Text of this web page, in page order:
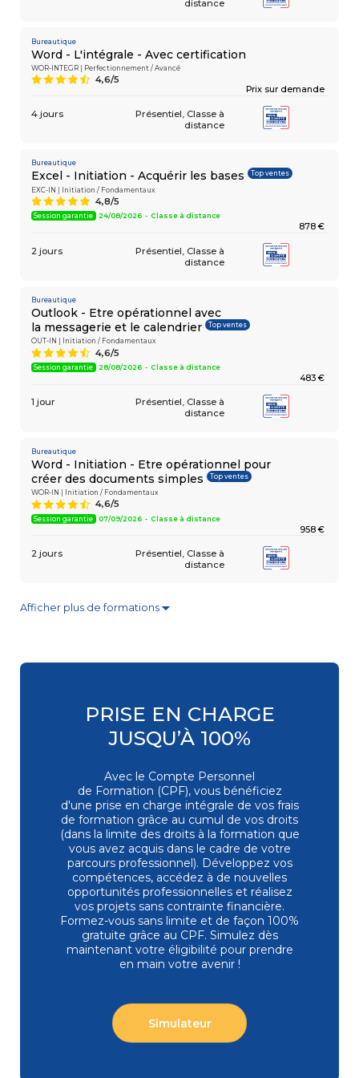
distance
Bureautique
Word - L'intégrale - Avec certification
WOR-INTEGR | Perfectionnement / Avancé
Prix sur demande
9 4,6/5
4 jours Présentiel Classe à
distance
Bureautique
Excel - Initiation - Acquérir les bases Top ventes
EXC-IN | Initiation / Fondamentaux
878 €
A 4,8/5
Session garantie 24/08/2026 - Classe à distance
2 jours Présentiel Classe à
distance
Bureautique
Outlook - Etre opérationnel avec
la messagerie et le calendrier
Top ventes
OUT-IN | Initiation / Fondamentaux
483 €
9 4,6/5
Session garantie 28/08/2026 - Classe à distance
1 jour Présentiel Classe à
distance
Bureautique
Word - Initiation - Etre opérationnel pour
créer des documents simples
Top ventes
WOR-IN | Initiation / Fondamentaux
958 €
9 4,6/5
Session garantie 07/09/2026 - Classe à distance
2 jours Présentiel Classe à
distance
Bureautique
9 4,6/5
Présentiel
Classe à
distance
Excel - Programmer en VBA Top ventes
EXC-VB | Expertise
1 393 €
9 4,6/5
07/09/2026 - Classe à distance
Présentiel Classe à
distance
Bureautique
PowerPoint - Initiation - Etre opérationnel
pour concevoir et diffuser
un diaporama
Top ventes
POW-IN | Initiation / Fondamentaux
distance
Afficher plus de formations▼
PRISE EN CHARGE
JUSQU’À 100%
Avec le Compte Personnel
de Formation (CPF), vous bénéficiez
d'une prise en charge intégrale de vos frais
de formation grâce au cumul de vos droits
(dans la limite des droits à la formation que
vous avez acquis dans le cadre de votre
parcours professionnel). Développez vos
compétences, accédez à de nouvelles
opportunités professionnelles et réalisez
vos projets sans contrainte financière.
Formez-vous sans limite et de façon 100%
gratuite grâce au CPF. Simulez dès
maintenant votre éligibilité pour prendre
en main votre avenir !
Simulateur